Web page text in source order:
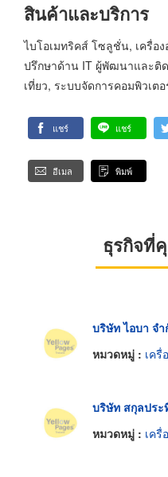
สินค้าและบริการ
ไบโอเมทริคส์ โซลูชั่น, เครื่
ปรึกษาด้าน IT ผู้พัฒนาและติ
เที่ยว, ระบบจัดการคอมพิวเตอ
แชร์ แชร์
อีเมล พิมพ์
ธุรกิจที่
บริษัท ไอบา จำ
หมวดหมู่ : เครื่
บริษัท สกุลประ
หมวดหมู่ : เครื่